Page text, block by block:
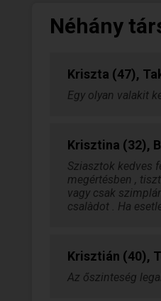
Néhány
Kriszta (47),
Egy olyan valakit
Krisztina (32),
Sziasztok kedves
megértésben ,
vagy csak
csalàdot . Ha
Krisztián (40),
Az őszinteség